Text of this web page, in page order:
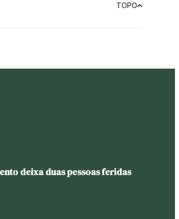
TOPO
deixa duas pessoas feridas